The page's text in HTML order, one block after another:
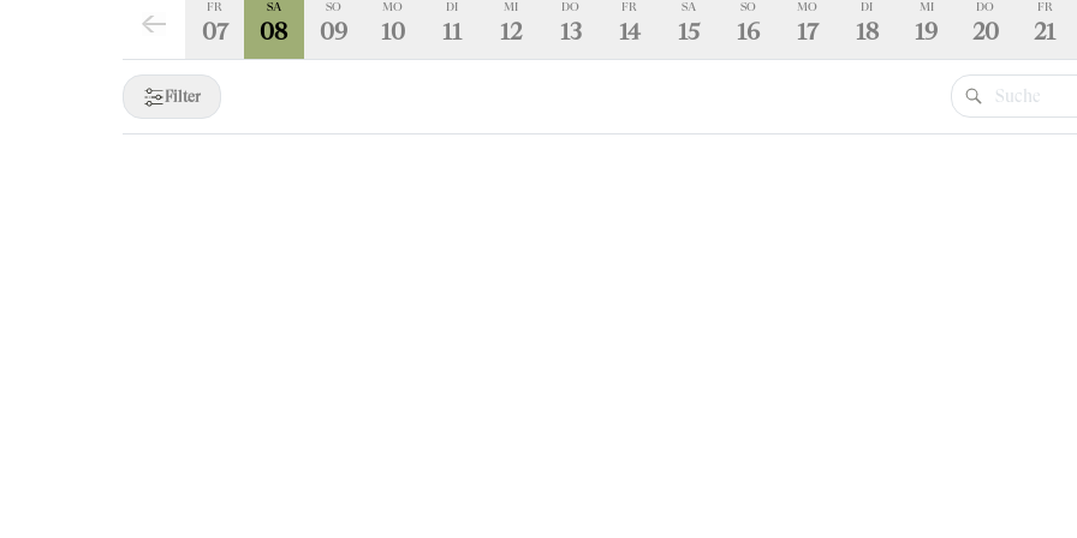
FR
07
SA
08
SO
09
MO
10
DI
11
MI
12
DO
13
FR
14
SA
15
SO
16
MO
17
DI
18
MI
19
DO
20
FR
21
Filter